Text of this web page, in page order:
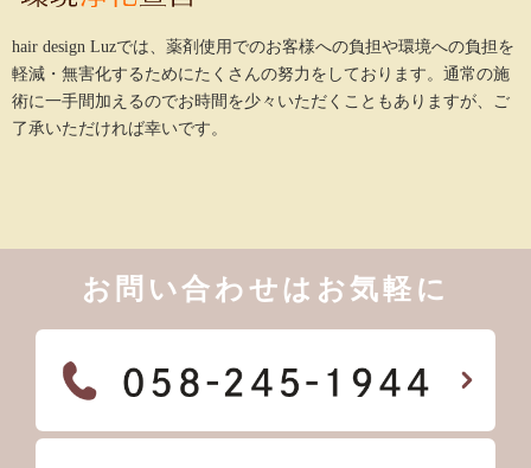
hair design Luzでは、薬剤使用でのお客様への負担や環境への負担を
軽減・無害化するためにたくさんの努力をしております。通常の施
術に一手間加えるのでお時間を少々いただくこともありますが、ご
了承いただければ幸いです。
お問い合わせはお気軽に